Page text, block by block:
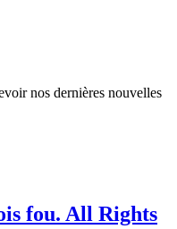
nos dernières nouvelles
fou. All Rights